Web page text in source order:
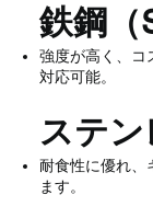
鉄鋼（
強度が高く、コ
対応可能。
ステン
耐食性に優れ、
ます。